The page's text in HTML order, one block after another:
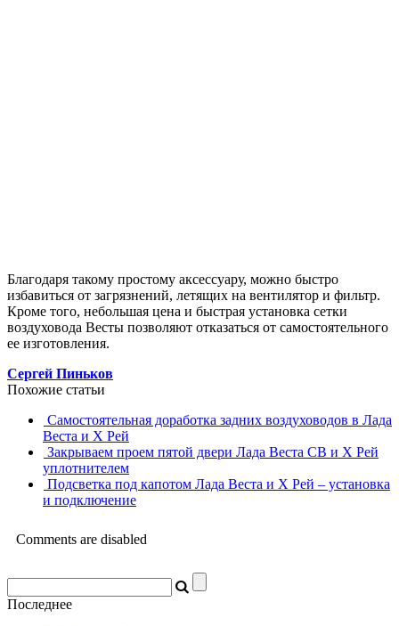
Благодаря такому простому аксессуару, можно быстро
избавиться от загрязнений, летящих на вентилятор и фильтр.
Кроме того, небольшая цена и быстрая установка сетки
воздуховода Весты позволяют отказаться от самостоятельного
ее изготовления.
Сергей Пиньков
Похожие статьи
Самостоятельная доработка задних воздуховодов в Лада
Веста и Х Рей
Закрываем проем пятой двери Лада Веста СВ и Х Рей
уплотнителем
Подсветка под капотом Лада Веста и Х Рей – установка
и подключение
Comments are disabled
Последнее